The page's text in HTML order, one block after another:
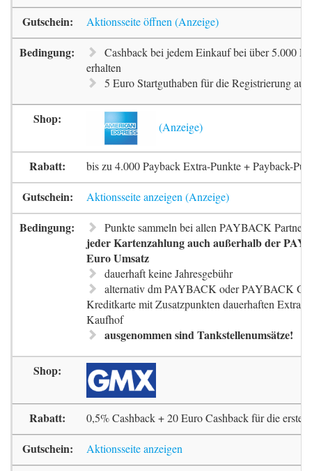
Aktionsseite öffnen
Cashback bei jedem Einkauf bei über 5.000
erhalten
5 Euro Startguthaben für die Registrierung
bis zu 4.000 Payback Extra-Punkte + Payback-
Aktionsseite anzeigen
Punkte sammeln bei allen PAYBACK
jeder Kartenzahlung auch außerhalb der
Euro Umsatz
dauerhaft keine Jahresgebühr
alternativ dm PAYBACK oder PAYBACK
Kreditkarte mit Zusatzpunkten dauerhaften Extra-
Kaufhof
ausgenommen sind Tankstellenumsätze!
0,5% Cashback + 20 Euro Cashback für die erste
Aktionsseite anzeigen